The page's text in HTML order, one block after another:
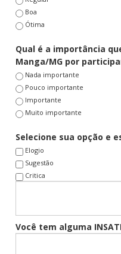
Boa
Ótima
Qual é a importância
Manga/MG por
Nada importante
Pouco importante
Importante
Muito importante
Selecione sua opção e
Elogio
Sugestão
Critica
Você tem alguma